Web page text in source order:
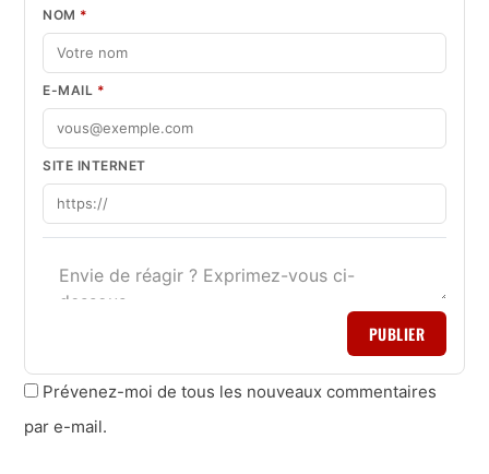
NOM *
E-MAIL *
SITE INTERNET
PUBLIER
Prévenez-moi de tous les nouveaux commentaires
par e-mail.